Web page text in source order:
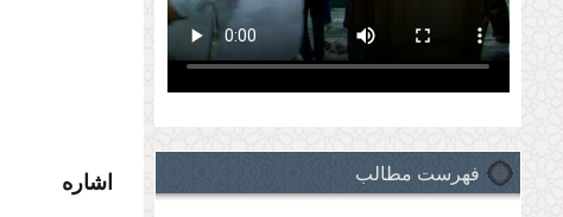
فهرست مطالب
اشاره